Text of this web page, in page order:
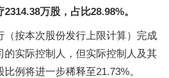
万股，占比28.98%。
（按本次股份发行上限计算）完成
的实际控制人，但实际控制人及其
例将进一步稀释至21.73%。